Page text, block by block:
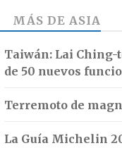
MÁS DE ASIA
Taiwán: Lai
de 50 nuevos
Terremoto de
La Guía Michelin